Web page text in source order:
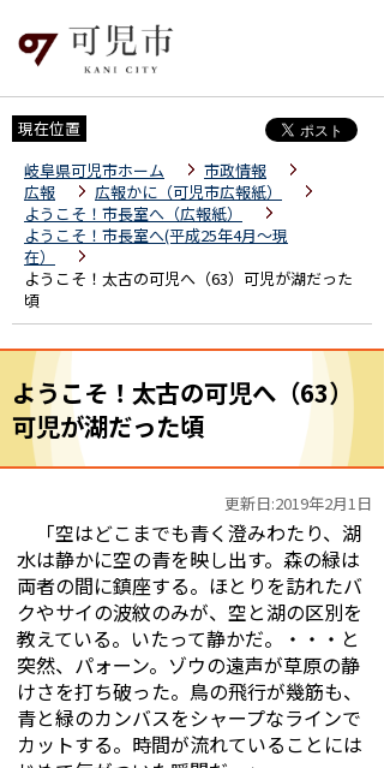
現在位置
岐阜県可児市ホーム
市政情報
広報
広報かに（可児市広報紙）
ようこそ！市長室へ（広報紙）
ようこそ！市長室へ(平成25年4月～現
在）
ようこそ！太古の可児へ（63）可児が湖だった
頃
ようこそ！太古の可児へ（63）
可児が湖だった頃
更新日:2019年2月1日
「空はどこまでも青く澄みわたり、湖
水は静かに空の青を映し出す。森の緑は
両者の間に鎮座する。ほとりを訪れたバ
クやサイの波紋のみが、空と湖の区別を
教えている。いたって静かだ。・・・と
突然、パォーン。ゾウの遠声が草原の静
けさを打ち破った。鳥の飛行が幾筋も、
青と緑のカンバスをシャープなラインで
カットする。時間が流れていることには